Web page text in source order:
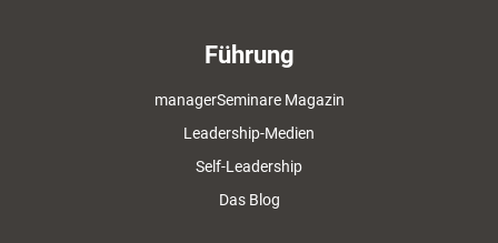
Führung
managerSeminare Magazin
Leadership-Medien
Self-Leadership
Das Blog